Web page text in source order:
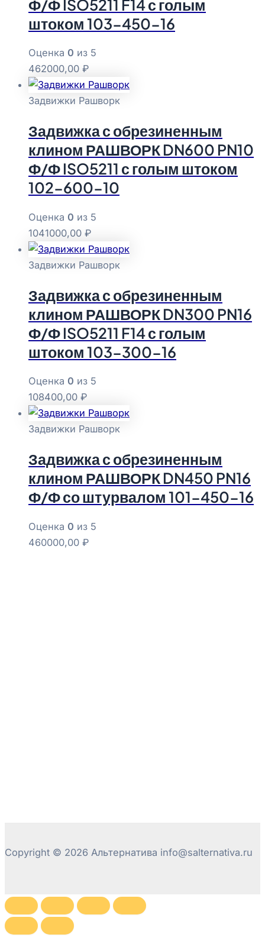
Ф/Ф ISO5211 F14 с голым
штоком 103-450-16
Оценка 0 из 5
462000,00 ₽
Задвижки Рашворк
Задвижка с обрезиненным
клином РАШВОРК DN600 PN10
Ф/Ф ISO5211 с голым штоком
102-600-10
Оценка 0 из 5
1041000,00 ₽
Задвижки Рашворк
Задвижка с обрезиненным
клином РАШВОРК DN300 PN16
Ф/Ф ISO5211 F14 с голым
штоком 103-300-16
Оценка 0 из 5
108400,00 ₽
Задвижки Рашворк
Задвижка с обрезиненным
клином РАШВОРК DN450 PN16
Ф/Ф со штурвалом 101-450-16
Оценка 0 из 5
460000,00 ₽
Copyright © 2026 Альтернатива info@salternativa.ru